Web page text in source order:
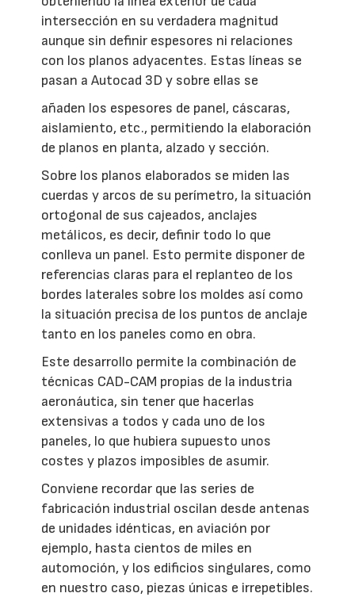
intersección en su verdadera magnitud
aunque sin definir espesores ni relaciones
con los planos adyacentes. Estas líneas se
pasan a Autocad 3D y sobre ellas se
añaden los espesores de panel, cáscaras,
aislamiento, etc., permitiendo la elaboración
de planos en planta, alzado y sección.
Sobre los planos elaborados se miden las
cuerdas y arcos de su perímetro, la situación
ortogonal de sus cajeados, anclajes
metálicos, es decir, definir todo lo que
conlleva un panel. Esto permite disponer de
referencias claras para el replanteo de los
bordes laterales sobre los moldes así como
la situación precisa de los puntos de anclaje
tanto en los paneles como en obra.
Este desarrollo permite la combinación de
técnicas CAD-CAM propias de la industria
aeronáutica, sin tener que hacerlas
extensivas a todos y cada uno de los
paneles, lo que hubiera supuesto unos
costes y plazos imposibles de asumir.
Conviene recordar que las series de
fabricación industrial oscilan desde antenas
de unidades idénticas, en aviación por
ejemplo, hasta cientos de miles en
automoción, y los edificios singulares, como
en nuestro caso, piezas únicas e irrepetibles.